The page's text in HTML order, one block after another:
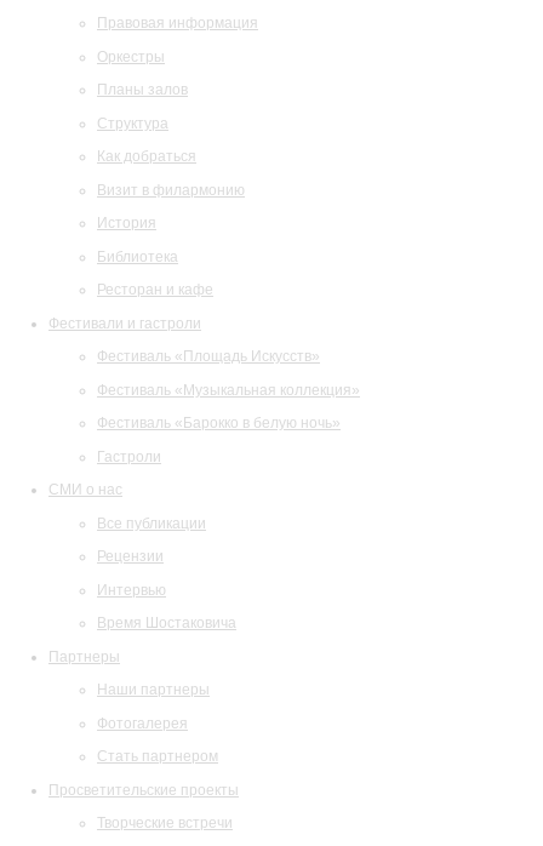
Правовая информация
Оркестры
Планы залов
Структура
Как добраться
Визит в филармонию
История
Библиотека
Ресторан и кафе
Фестивали и гастроли
Фестиваль «Площадь Искусств»
Фестиваль «Музыкальная коллекция»
Фестиваль «Барокко в белую ночь»
Гастроли
СМИ о нас
Все публикации
Рецензии
Интервью
Время Шостаковича
Партнеры
Наши партнеры
Фотогалерея
Стать партнером
Просветительские проекты
Творческие встречи